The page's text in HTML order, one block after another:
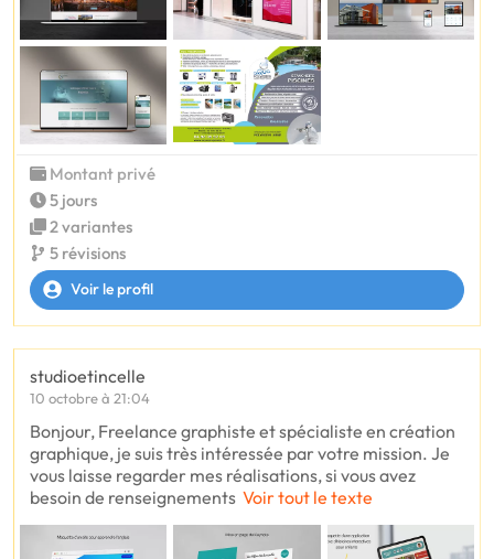
Montant privé
5 jours
2 variantes
5 révisions
Voir le profil
studioetincelle
10 octobre à 21:04
Bonjour, Freelance graphiste et spécialiste en création
graphique, je suis très intéressée par votre mission. Je
vous laisse regarder mes réalisations, si vous avez
besoin de renseignements Voir tout le texte